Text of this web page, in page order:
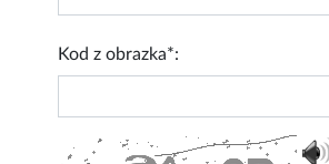
Kod z obrazka*: